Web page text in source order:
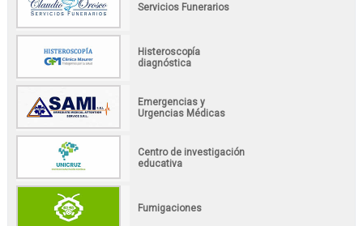
Servicios Funerarios
Histeroscopía
diagnóstica
Emergencias y
Urgencias Médicas
Centro de investigación
educativa
Fumigaciones